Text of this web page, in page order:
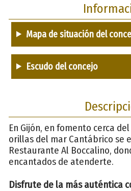
Mapa de situación del
Escudo del concejo
En Gijón, en fomento cerca
orillas del mar Cantábrico se
Restaurante Al Boccalino,
encantados de atenderte.
Disfrute de la más auténtica